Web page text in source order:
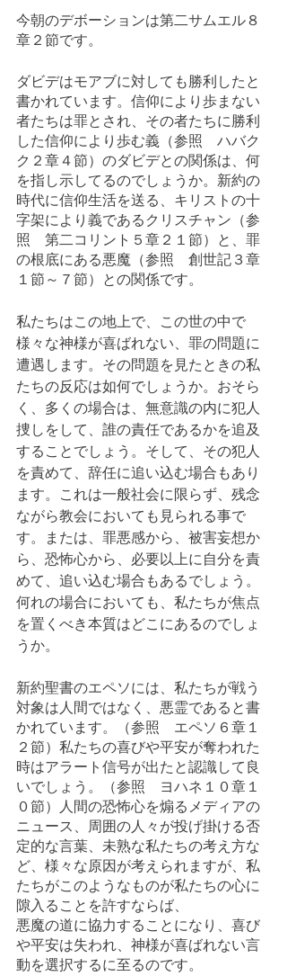
今朝のデボーションは第二サムエル８
章２節です。
ダビデはモアブに対しても勝利したと
書かれています。信仰により歩まない
者たちは罪とされ、その者たちに勝利
した信仰により歩む義（参照　ハバク
ク２章４節）のダビデとの関係は、何
を指し示してるのでしょうか。新約の
時代に信仰生活を送る、キリストの十
字架により義であるクリスチャン（参
照　第二コリント５章２１節）と、罪
の根底にある悪魔（参照　創世記３章
１節～７節）との関係です。
私たちはこの地上で、この世の中で
様々な神様が喜ばれない、罪の問題に
遭遇します。その問題を見たときの私
たちの反応は如何でしょうか。おそら
く、多くの場合は、無意識の内に犯人
捜しをして、誰の責任であるかを追及
することでしょう。そして、その犯人
を責めて、辞任に追い込む場合もあり
ます。これは一般社会に限らず、残念
ながら教会においても見られる事で
す。または、罪悪感から、被害妄想か
ら、恐怖心から、必要以上に自分を責
めて、追い込む場合もあるでしょう。
何れの場合においても、私たちが焦点
を置くべき本質はどこにあるのでしょ
うか。
新約聖書のエペソには、私たちが戦う
対象は人間ではなく、悪霊であると書
かれています。（参照　エペソ６章１
２節）私たちの喜びや平安が奪われた
時はアラート信号が出たと認識して良
いでしょう。（参照　ヨハネ１０章１
０節）人間の恐怖心を煽るメディアの
ニュース、周囲の人々が投げ掛ける否
定的な言葉、未熟な私たちの考え方な
ど、様々な原因が考えられますが、私
たちがこのようなものが私たちの心に
隙入ることを許すならば、
悪魔の道に協力することになり、喜び
や平安は失われ、神様が喜ばれない言
動を選択するに至るのです。